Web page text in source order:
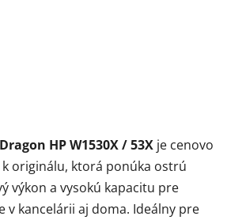
Dragon HP W1530X / 53X je cenovo
originálu, ktorá ponúka ostrú
výkon a vysokú kapacitu pre
v kancelárii aj doma. Ideálny pre